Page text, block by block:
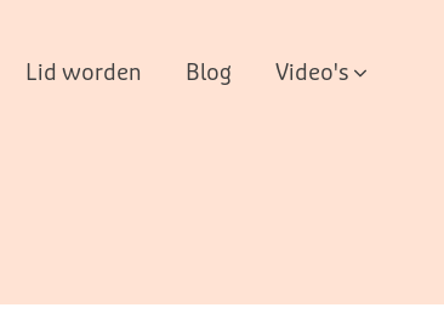
Lid worden Blog Video's